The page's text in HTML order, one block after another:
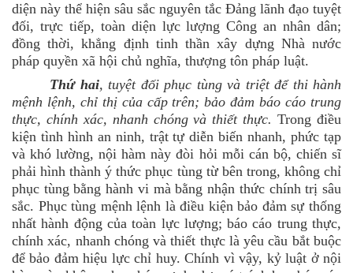
diện này thể hiện sâu sắc nguyên tắc Đảng lãnh đạo tuyệt
đối, trực tiếp, toàn diện lực lượng Công an nhân dân;
đồng thời, khẳng định tinh thần xây dựng Nhà nước
pháp quyền xã hội chủ nghĩa, thượng tôn pháp luật.
Thứ hai, tuyệt đối phục tùng và triệt để thi hành
mệnh lệnh, chỉ thị của cấp trên; bảo đảm báo cáo trung
thực, chính xác, nhanh chóng và thiết thực. Trong điều
kiện tình hình an ninh, trật tự diễn biến nhanh, phức tạp
và khó lường, nội hàm này đòi hỏi mỗi cán bộ, chiến sĩ
phải hình thành ý thức phục tùng từ bên trong, không chỉ
phục tùng bằng hành vi mà bằng nhận thức chính trị sâu
sắc. Phục tùng mệnh lệnh là điều kiện bảo đảm sự thống
nhất hành động của toàn lực lượng; báo cáo trung thực,
chính xác, nhanh chóng và thiết thực là yêu cầu bắt buộc
để bảo đảm hiệu lực chỉ huy. Chính vì vậy, kỷ luật ở nội